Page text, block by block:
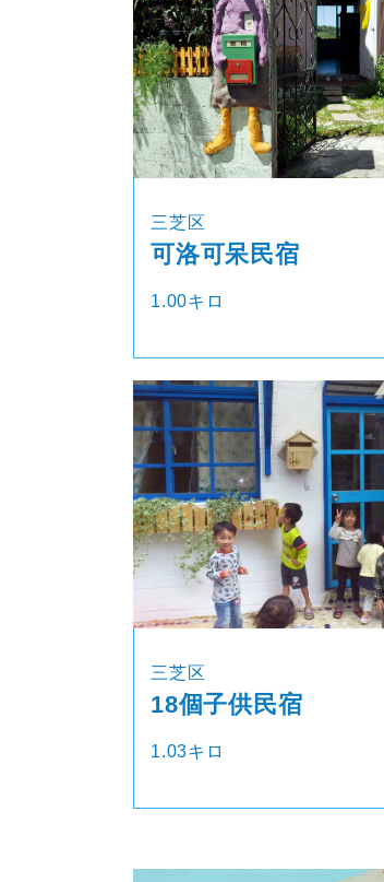
三芝区
可洛可呆民宿
1.00キロ
三芝区
18個子供民宿
1.03キロ